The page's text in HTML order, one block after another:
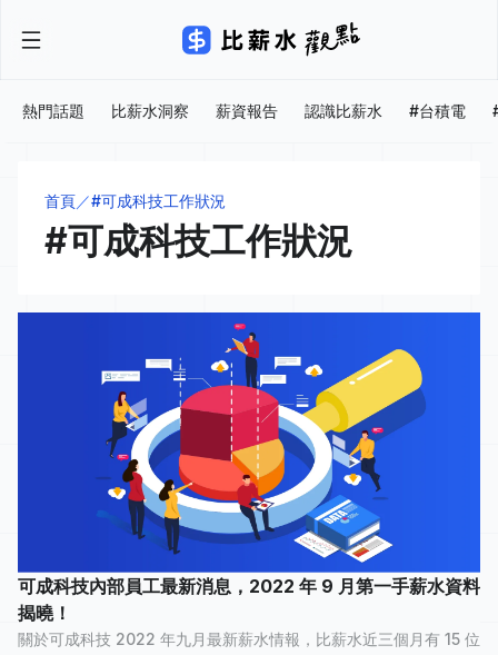
熱門話題 比薪水洞察 薪資報告 認識比薪水 #台積電
首頁 #可成科技工作狀況
#可成科技工作狀況
可成科技內部員工最新消息，2022 年 9 月第一手薪水資料
揭曉！
關於可成科技 2022 年九月最新薪水情報，比薪水近三個月有 15 位